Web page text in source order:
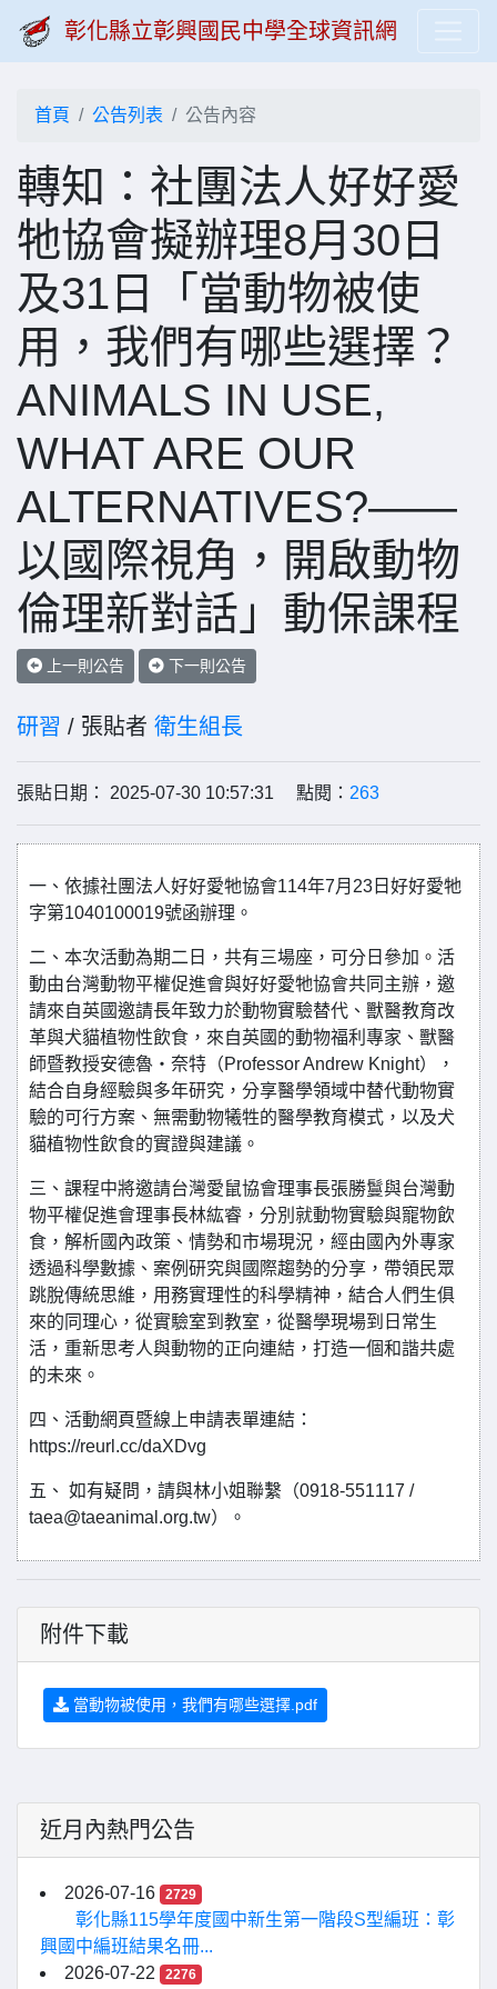
彰化縣立彰興國民中學全球資訊網
首頁 公告列表 公告內容
轉知：社團法人好好愛
牠協會擬辦理8月30日
及31日「當動物被使
用，我們有哪些選擇？
ANIMALS IN USE,
WHAT ARE OUR
ALTERNATIVES?——
以國際視角，開啟動物
倫理新對話」動保課程
上一則公告 下一則公告
研習 / 張貼者 衛生組長
張貼日期： 2025-07-30 10:57:31 點閱： 263
一、依據社團法人好好愛牠協會114年7月23日好好愛牠
字第1040100019號函辦理。
二、本次活動為期二日，共有三場座，可分日參加。活
動由台灣動物平權促進會與好好愛牠協會共同主辦，邀
請來自英國邀請長年致力於動物實驗替代、獸醫教育改
革與犬貓植物性飲食，來自英國的動物福利專家、獸醫
師暨教授安德魯・奈特（Professor Andrew Knight），
結合自身經驗與多年研究，分享醫學領域中替代動物實
驗的可行方案、無需動物犧牲的醫學教育模式，以及犬
貓植物性飲食的實證與建議。
三、課程中將邀請台灣愛鼠協會理事長張勝鬘與台灣動
物平權促進會理事長林紘睿，分別就動物實驗與寵物飲
食，解析國內政策、情勢和市場現況，經由國內外專家
透過科學數據、案例研究與國際趨勢的分享，帶領民眾
跳脫傳統思維，用務實理性的科學精神，結合人們生俱
來的同理心，從實驗室到教室，從醫學現場到日常生
活，重新思考人與動物的正向連結，打造一個和諧共處
的未來。
四、活動網頁暨線上申請表單連結：
https://reurl.cc/daXDvg
五、 如有疑問，請與林小姐聯繫（0918-551117 /
taea@taeanimal.org.tw）。
附件下載
當動物被使用，我們有哪些選擇.pdf
近月內熱門公告
2026-07-16 2729
彰化縣115學年度國中新生第一階段S型編班：彰
興國中編班結果名冊...
2026-07-22
2276